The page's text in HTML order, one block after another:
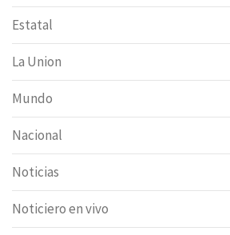
Estatal
La Union
Mundo
Nacional
Noticias
Noticiero en vivo